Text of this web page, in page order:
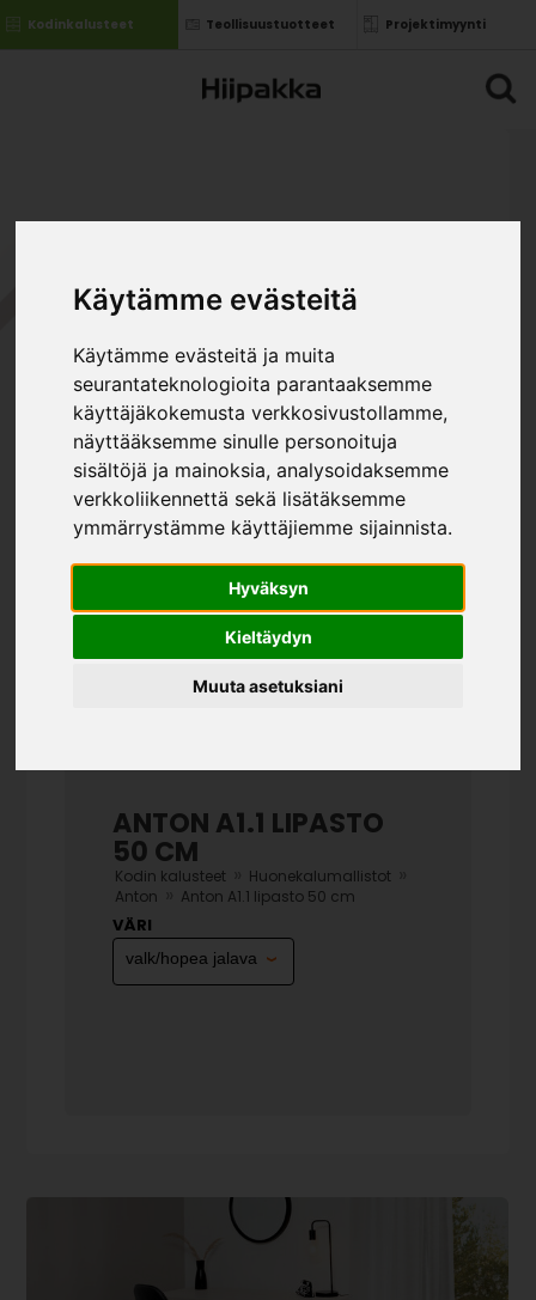
Käytämme evästeitä
Käytämme evästeitä ja muita
seurantateknologioita parantaaksemme
käyttäjäkokemusta verkkosivustollamme,
näyttääksemme sinulle personoituja
sisältöjä ja mainoksia, analysoidaksemme
verkkoliikennettä sekä lisätäksemme
ymmärrystämme käyttäjiemme sijainnista.
Hyväksyn
Kieltäydyn
Muuta asetuksiani
Kodinkalusteet Teollisuustuotteet Projektimyynti
ANTON A1.1 LIPASTO
50 CM
Kodin kalusteet Huonekalumallistot
Anton Anton A1.1 lipasto 50 cm
VÄRI